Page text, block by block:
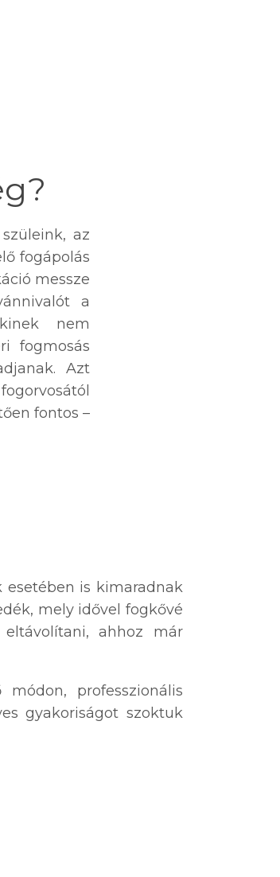
az
fogápolás
messze
a
nem
fogmosás
Azt
fontos –
esetében is kimaradnak
mely idővel fogkővé
ahhoz már
professzionális
gyakoriságot szoktuk